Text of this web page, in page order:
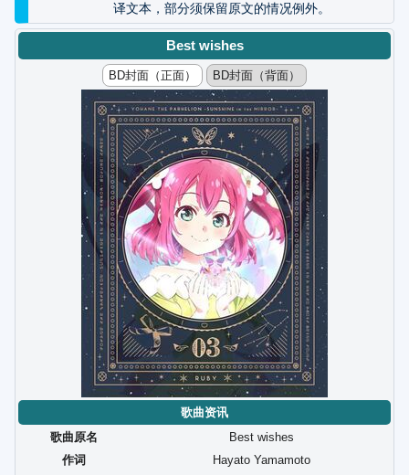
译文本，部分须保留原文的情况例外。
Best wishes
BD封面（正面） BD封面（背面）
歌曲资讯
歌曲原名
Best wishes
作词
Hayato Yamamoto